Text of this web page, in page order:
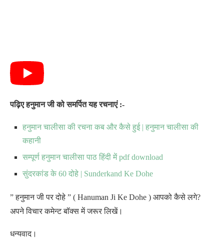
पढ़िए हनुमान जी को समर्पित यह रचनाएं :-
हनुमान चालीसा की रचना कब और कैसे हुई | हनुमान चालीसा की
कहानी
सम्पूर्ण हनुमान चालीसा पाठ हिंदी में pdf download
सुंदरकांड के 60 दोहे | Sunderkand Ke Dohe
” हनुमान जी पर दोहे ” ( Hanuman Ji Ke Dohe ) आपको कैसे लगे?
अपने विचार कमेन्ट बॉक्स में जरूर लिखें।
धन्यवाद।